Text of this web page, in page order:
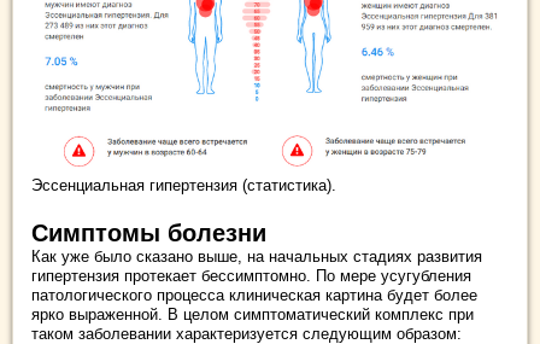
Эссенциальная гипертензия (статистика).
Симптомы болезни
Как уже было сказано выше, на начальных стадиях развития
гипертензия протекает бессимптомно. По мере усугубления
патологического процесса клиническая картина будет более
ярко выраженной. В целом симптоматический комплекс при
таком заболевании характеризуется следующим образом: